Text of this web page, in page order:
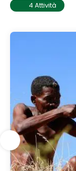
4 Attività